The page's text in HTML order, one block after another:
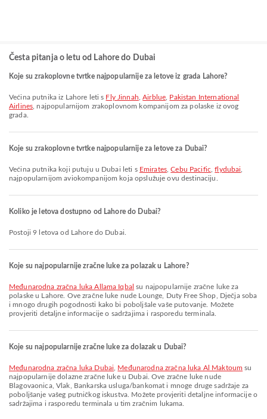
Česta pitanja o letu od Lahore do Dubai
Koje su zrakoplovne tvrtke najpopularnije za letove iz grada Lahore?
Većina putnika iz Lahore leti s Fly Jinnah ,Airblue Pakistan International
Airlines , najpopularnijom zrakoplovnom kompanijom za polaske iz ovog
grada.
Koje su zrakoplovne tvrtke najpopularnije za letove za Dubai?
Većina putnika koji putuju u Dubai leti s Emirates ,Cebu Pacific ,flydubai
najpopularnijom aviokompanijom koja opslužuje ovu destinaciju.
Koliko je letova dostupno od Lahore do Dubai?
Postoji 9 letova od Lahore do Dubai.
Koje su najpopularnije zračne luke za polazak u Lahore?
Međunarodna zračna luka Allama Iqbal su najpopularnije zračne luke za
polaske u Lahore. Ove zračne luke nude Lounge, Duty Free Shop, Dječja soba
i mnogo drugih pogodnosti kako bi poboljšale vaše putovanje. Možete
provjeriti detaljne informacije o sadržajima i rasporedu terminala.
Koje su najpopularnije zračne luke za dolazak u Dubai?
Međunarodna zračna luka Dubai Međunarodna zračna luka Al Maktoum su
najpopularnije dolazne zračne luke u Dubai. Ove zračne luke nude
Blagovaonica, Vlak, Bankarska usluga/bankomat i mnoge druge sadržaje za
poboljšanje vašeg putničkog iskustva. Možete provjeriti detaljne informacije o
sadržajima i rasporedu terminala u tim zračnim lukama.